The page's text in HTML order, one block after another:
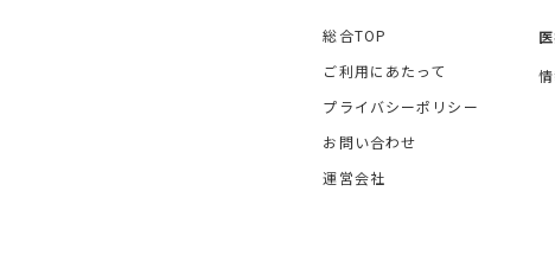
総合TOP
ご利用にあたって
プライバシーポリシー
お問い合わせ
運営会社